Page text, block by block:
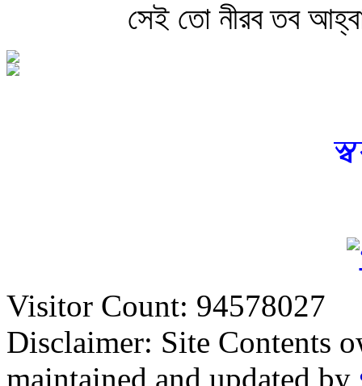
সেই তো নীরব তব
Visitor Count: 94578027
Disclaimer: Site Contents
maintained and updated by